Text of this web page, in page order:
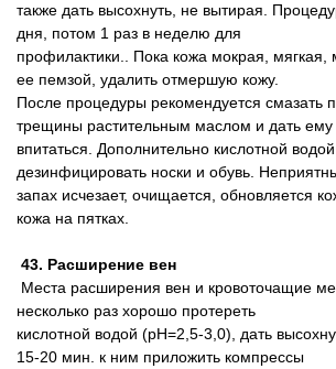
также дать высохнуть, не вытирая.
дня, потом 1 раз в неделю для
профилактики.. Пока кожа мокрая, мягкая,
ее пемзой, удалить отмершую кожу.
После процедуры рекомендуется смазать
трещины растительным маслом и дать ему
впитаться. Дополнительно кислотной
дезинфицировать носки и обувь.
запах исчезает, очищается, обновляется
кожа на пятках.
43. Расширение вен
Места расширения вен и кровоточащие
несколько раз хорошо протереть
кислотной водой (pH=2,5-3,0), дать
15-20 мин. к ним приложить компрессы